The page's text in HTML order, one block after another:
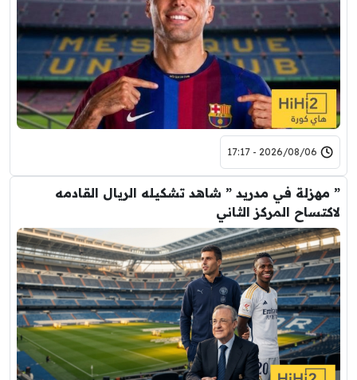
2026/08/06 - 17:17
” مهزلة في مدريد ” شاهد تشكيله الريال القادمه
لاكتساح المركز الثاني